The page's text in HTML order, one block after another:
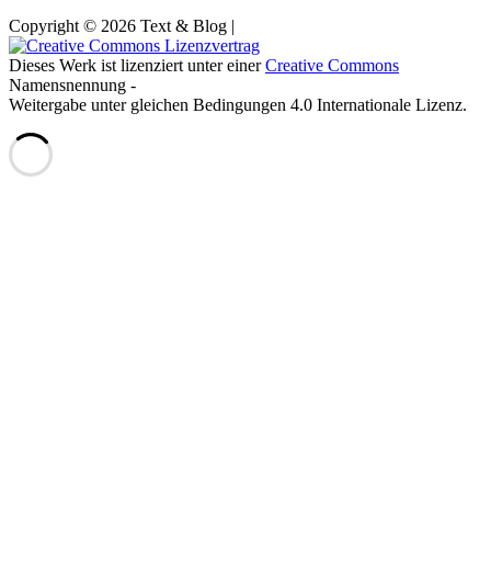
Copyright © 2026 Text & Blog |
Dieses Werk ist lizenziert unter einerCreative Commons
Namensnennung -
Weitergabe unter gleichen Bedingungen 4.0 Internationale Lizenz.